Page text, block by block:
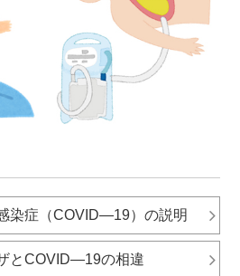
染症（COVID―19）の説明
とCOVID―19の相違